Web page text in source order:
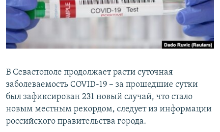
ПОБЕДИТЕЛЕЙ НЕ СУДЯТ?
КРЫМ.НЕПОКОРЕННЫЙ
ELIFBE
ПРИСОЕДИНЯЙТЕСЬ!
Все сайты RFE/RL
В Севастополе продолжает расти суточная
заболеваемость COVID-19 – за прошедшие сутки
был зафиксирован 231 новый случай, что стало
новым местным рекордом, следует из информации
российского правительства города.